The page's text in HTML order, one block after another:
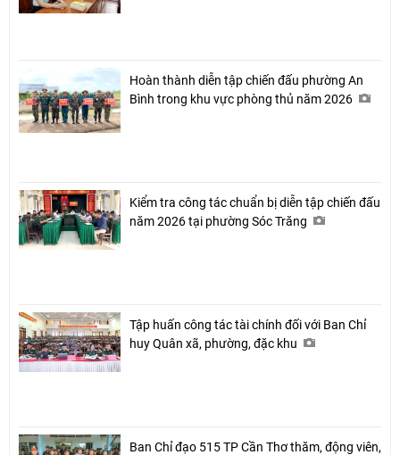
Hoàn thành diễn tập chiến đấu phường An
Bình trong khu vực phòng thủ năm 2026
Kiểm tra công tác chuẩn bị diễn tập chiến đấu
năm 2026 tại phường Sóc Trăng
Tập huấn công tác tài chính đối với Ban Chỉ
huy Quân xã, phường, đặc khu
Ban Chỉ đạo 515 TP Cần Thơ thăm, động viên,